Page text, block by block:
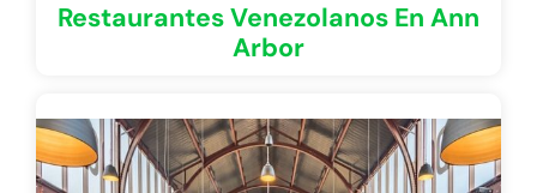
Restaurantes Venezolanos En Ann
Arbor